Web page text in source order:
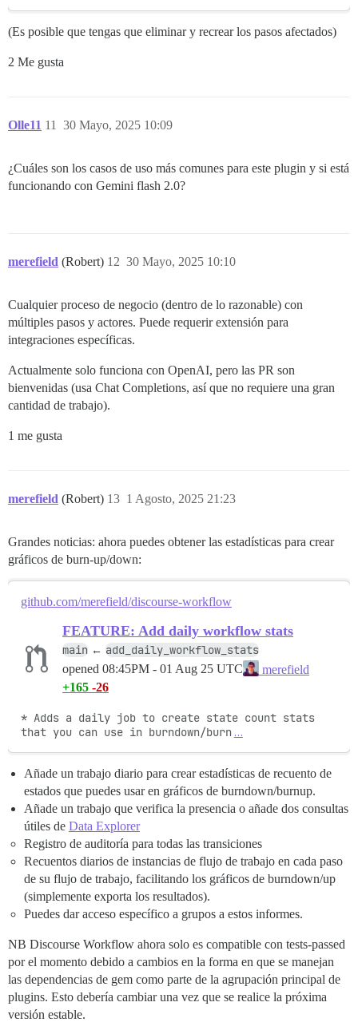
(Es posible que tengas que eliminar y recrear los pasos afectados)
2 Me gusta
Olle11 30 Mayo, 2025 10:09
11
¿Cuáles son los casos de uso más comunes para este plugin y si está
funcionando con Gemini flash 2.0?
merefield (Robert) 30 Mayo, 2025 10:10
12
Cualquier proceso de negocio (dentro de lo razonable) con
múltiples pasos y actores. Puede requerir extensión para
integraciones específicas.
Actualmente solo funciona con OpenAI, pero las PR son
bienvenidas (usa Chat Completions, así que no requiere una gran
cantidad de trabajo).
1 me gusta
merefield (Robert) 1 Agosto, 2025 21:23
13
Grandes noticias: ahora puedes obtener las estadísticas para crear
gráficos de burn-up/down:
github.com/merefield/discourse-workflow
FEATURE: Add daily workflow stats
main ← add_daily_workflow_stats
opened 08:45PM - 01 Aug 25 UTC
merefield
+165 -26
* Adds a daily job to create state count stats
that you can use in burndown/burn …
Añade un trabajo diario para crear estadísticas de recuento de
estados que puedes usar en gráficos de burndown/burnup.
Añade un trabajo que verifica la presencia o añade dos consultas
útiles de Data Explorer
Registro de auditoría para todas las transiciones
Recuentos diarios de instancias de flujo de trabajo en cada paso
de su flujo de trabajo, facilitando los gráficos de burndown/up
(simplemente exporta los resultados).
Puedes dar acceso específico a grupos a estos informes.
NB Discourse Workflow ahora solo es compatible con tests-passed
por el momento debido a cambios en la forma en que se manejan
las dependencias de gem como parte de la agrupación principal de
plugins. Esto debería cambiar una vez que se realice la próxima
versión estable.